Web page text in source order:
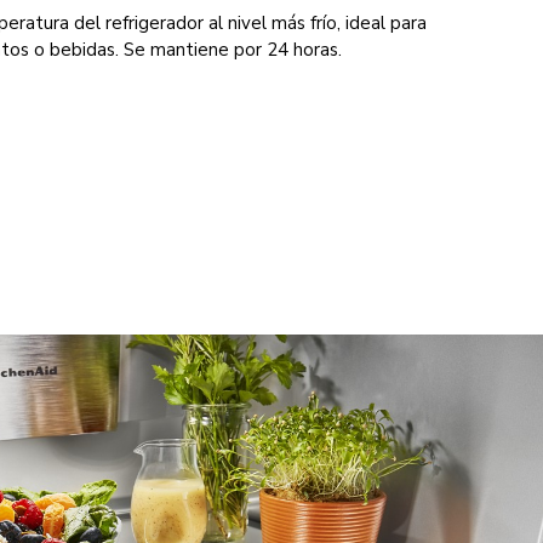
del refrigerador al nivel más frío, ideal para
o bebidas. Se mantiene por 24 horas.